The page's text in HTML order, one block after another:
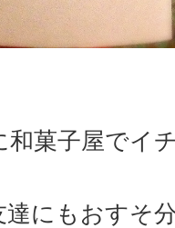
菓子屋でイ
達にもおすそ